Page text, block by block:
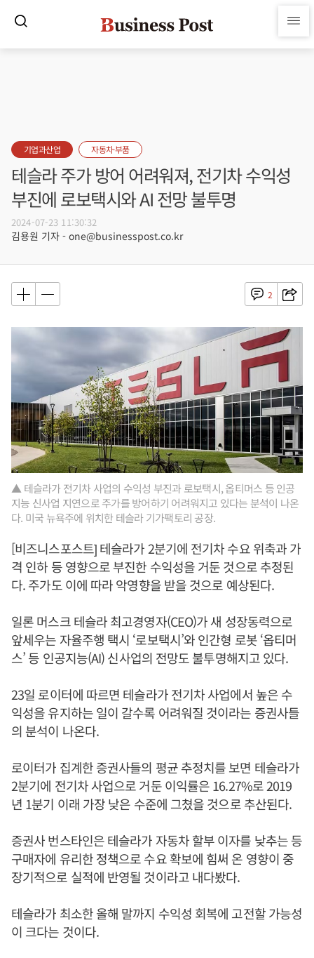
기업과산업 자동차·부품
테슬라 주가 방어 어려워져, 전기차 수익성
부진에 로보택시와 AI 전망 불투명
2024-07-23 11:30:32
김용원 기자 - one@businesspost.co.kr
2
▲ 테슬라가 전기차 사업의 수익성 부진과 로보택시, 옵티머스 등 인공
지능 신사업 지연으로 주가를 방어하기 어려워지고 있다는 분석이 나온
다. 미국 뉴욕주에 위치한 테슬라 기가팩토리 공장.
[비즈니스포스트] 테슬라가 2분기에 전기차 수요 위축과 가
격 인하 등 영향으로 부진한 수익성을 거둔 것으로 추정된
다. 주가도 이에 따라 악영향을 받을 것으로 예상된다.
일론 머스크 테슬라 최고경영자(CEO)가 새 성장동력으로
앞세우는 자율주행 택시 ‘로보택시’와 인간형 로봇 ‘옵티머
스’ 등 인공지능(AI) 신사업의 전망도 불투명해지고 있다.
23일 로이터에 따르면 테슬라가 전기차 사업에서 높은 수
익성을 유지하는 일이 갈수록 어려워질 것이라는 증권사들
의 분석이 나온다.
로이터가 집계한 증권사들의 평균 추정치를 보면 테슬라가
2분기에 전기차 사업으로 거둔 이익률은 16.27%로 2019
년 1분기 이래 가장 낮은 수준에 그쳤을 것으로 추산된다.
증권사 번스타인은 테슬라가 자동차 할부 이자를 낮추는 등
구매자에 유리한 정책으로 수요 확보에 힘써 온 영향이 중
장기적으로 실적에 반영될 것이라고 내다봤다.
테슬라가 최소한 올해 말까지 수익성 회복에 고전할 가능성
이 크다는 것이다.